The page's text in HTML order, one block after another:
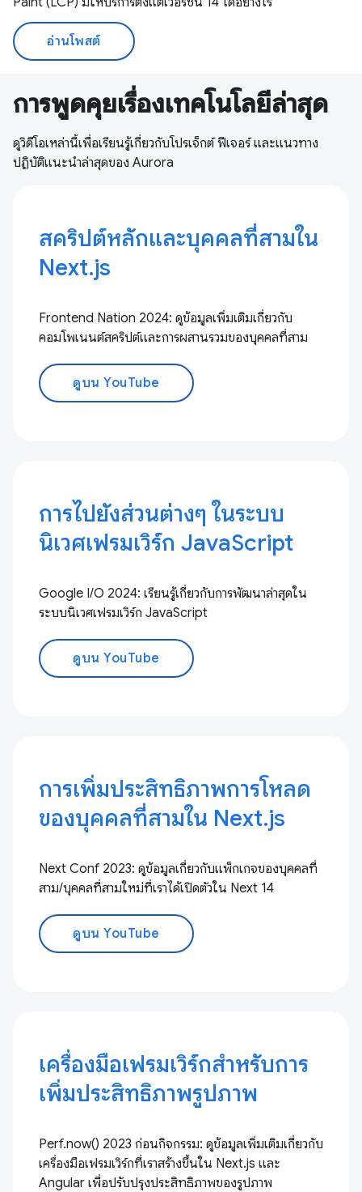
อ่านโพสต์
การพูดคุยเรื่องเทคโนโลยีล่าสุด
ดูวิดีโอเหล่านี้เพื่อเรียนรู้เกี่ยวกับโปรเจ็กต์ ฟีเจอร์ และแนวทาง
ปฏิบัติแนะนำล่าสุดของ Aurora
สคริปต์หลักและบุคคลที่สามใน
Next.js
Frontend Nation 2024: ดูข้อมูลเพิ่มเติมเกี่ยวกับ
คอมโพเนนต์สคริปต์และการผสานรวมของบุคคลที่สาม
ดูบน YouTube
การไปยังส่วนต่างๆ ในระบบ
นิเวศเฟรมเวิร์ก JavaScript
Google I/O 2024: เรียนรู้เกี่ยวกับการพัฒนาล่าสุดใน
ระบบนิเวศเฟรมเวิร์ก JavaScript
ดูบน YouTube
การเพิ่มประสิทธิภาพการโหลด
ของบุคคลที่สามใน Next.js
Next Conf 2023: ดูข้อมูลเกี่ยวกับแพ็กเกจของบุคคลที่
สาม/บุคคลที่สามใหม่ที่เราได้เปิดตัวใน Next 14
ดูบน YouTube
เครื่องมือเฟรมเวิร์กสำหรับการ
เพิ่มประสิทธิภาพรูปภาพ
Perf.now() 2023 ก่อนกิจกรรม: ดูข้อมูลเพิ่มเติมเกี่ยวกับ
เครื่องมือเฟรมเวิร์กที่เราสร้างขึ้นใน Next.js และ
Angular เพื่อปรับปรุงประสิทธิภาพของรูปภาพ